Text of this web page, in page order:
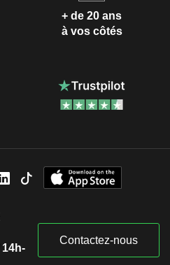
+ de 20 ans
à vos côtés
Contactez-nous